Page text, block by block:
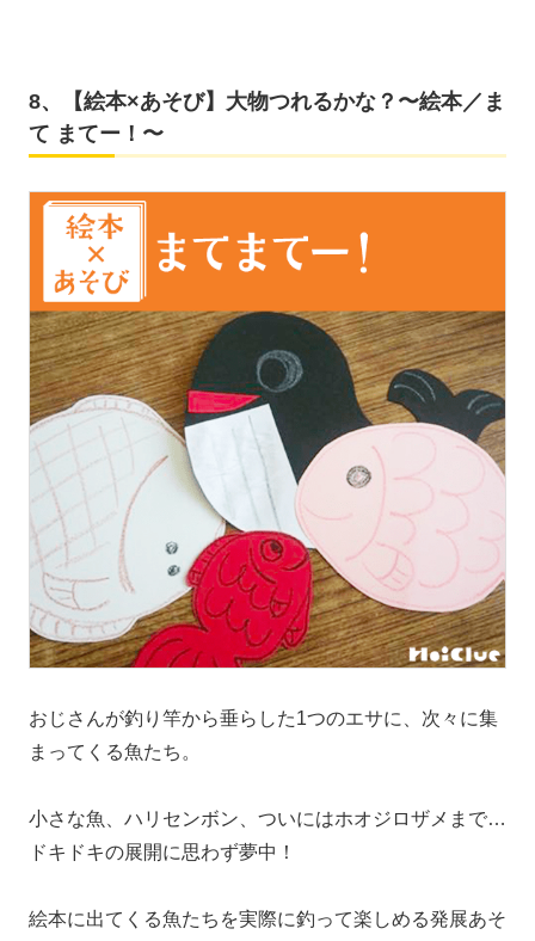
8、【絵本×あそび】大物つれるかな？〜絵本／ま
て まてー！〜
おじさんが釣り竿から垂らした1つのエサに、次々に集
まってくる魚たち。
小さな魚、ハリセンボン、ついにはホオジロザメまで…
ドキドキの展開に思わず夢中！
絵本に出てくる魚たちを実際に釣って楽しめる発展あそ